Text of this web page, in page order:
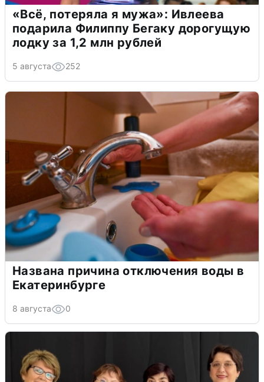
«Всё, потеряла я мужа»: Ивлеева
подарила Филиппу Бегаку дорогущую
лодку за 1,2 млн рублей
5 августа 252
Названа причина отключения воды в
Екатеринбурге
8 августа 0